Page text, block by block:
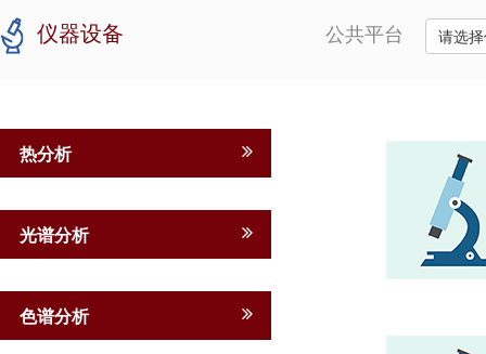
仪器设备 公共平台 请选
热分析
光谱分析
色谱分析